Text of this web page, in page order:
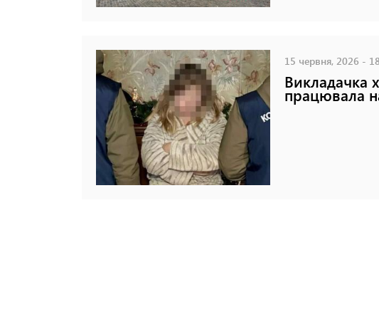
15 червня, 2026 -
Викладачка
працювала